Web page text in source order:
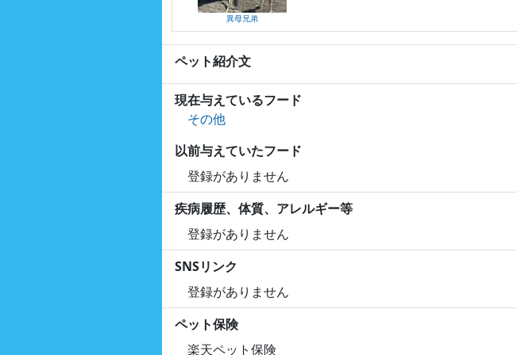
異母兄弟
ペット紹介文
現在与えているフード
その他
以前与えていたフード
登録がありません
疾病履歴、体質、アレルギー等
登録がありません
SNSリンク
登録がありません
ペット保険
楽天ペット保険